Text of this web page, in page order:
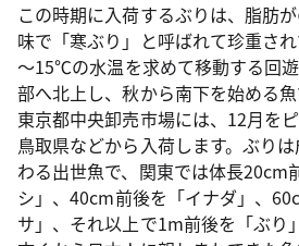
この時期に入荷するぶりは、脂肪
味で「寒ぶり」と呼ばれて珍重さ
～15℃の水温を求めて移動する回
部へ北上し、秋から南下を始める魚
東京都中央卸売市場には、12月を
鳥取県などから入荷します。ぶり
わる出世魚で、関東では体長20cm
シ」、40cm前後を「イナダ」、
サ」、それ以上で1m前後を「ぶり